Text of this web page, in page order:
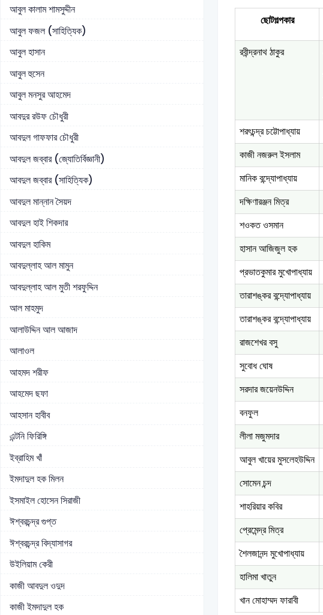
আবুল কালাম শামসুদ্দীন
আবুল ফজল (সাহিত্যিক)
আবুল হাসান
আবুল হুসেন
আবুল মনসুর আহমেদ
আবদুর রউফ চৌধুরী
আবদুল গাফফার চৌধুরী
আবদুল জব্বার (জ্যোতির্বিজ্ঞানী)
আবদুল জব্বার (সাহিত্যিক)
আবদুল মান্নান সৈয়দ
আবদুল হাই শিকদার
আবদুল হাকিম
আবদুল্লাহ আল মামুন
আবদুল্লাহ আল মুতী শরফুদ্দিন
আল মাহমুদ
আলাউদ্দিন আল আজাদ
আলাওল
আহমদ শরীফ
আহমেদ ছফা
আহসান হাবীব
এন্টনি ফিরিঙ্গি
ইব্রাহিম খাঁ
ইমদাদুল হক মিলন
ইসমাইল হোসেন সিরাজী
ঈশ্বরচন্দ্র গুপ্ত
ঈশ্বরচন্দ্র বিদ্যাসাগর
উইলিয়াম কেরী
কাজী আবদুল ওদুদ
কাজী ইমদাদুল হক
ছোটগল্পকার
রবীন্দ্রনাথ ঠাকুর
শরৎচন্দ্র চট্টোপাধ্যায়
কাজী নজরুল ইসলাম
মানিক বন্দ্যোপাধ্যায়
দক্ষিণারঞ্জন মিত্র
শওকত ওসমান
হাসান আজিজুল হক
প্রভাতকুমার মুখোপাধ্যায়
তারাশঙ্কর বন্দ্যোপাধ্যায়
তারাশঙ্কর বন্দ্যোপাধ্যায়
রাজশেখর বসু
সুবোধ ঘোষ
সরদার জয়েনউদ্দিন
বনফুল
লীলা মজুমদার
আবুল খায়ের মুসলেহউদ্দিন
সোমেন চন্দ
শাহরিয়ার কবির
প্রেমেন্দ্র মিত্র
শৈলজানন্দ মুখোপাধ্যায়
হালিমা খাতুন
খান মোহাম্মদ ফারাবী